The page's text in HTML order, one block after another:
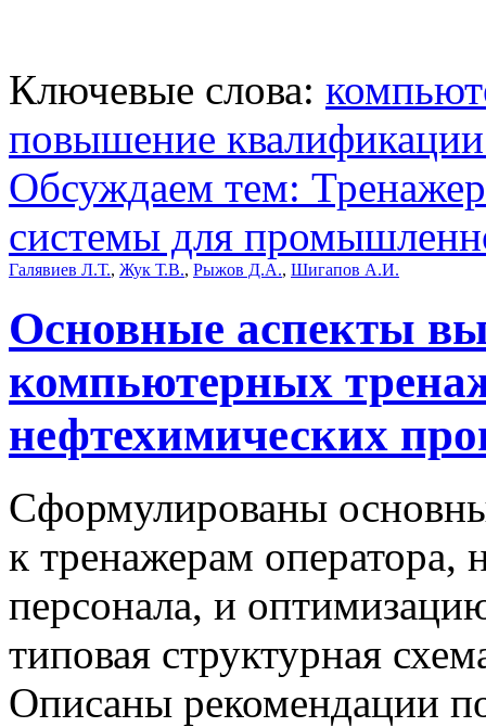
Ключевые слова:
повышение квалификации
Обсуждаем тем:
системы для
Галявиев Л.Т., Жук Т.В., Рыжов Д.А., Шигапов А.И.
Основные аспекты
компьютерных
нефтехимических
Сформулированы
к тренажерам оператора,
персонала, и
типовая структурная
Описаны рекомендации